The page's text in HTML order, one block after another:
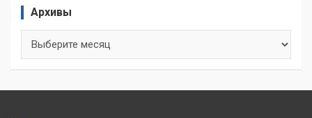
Архивы